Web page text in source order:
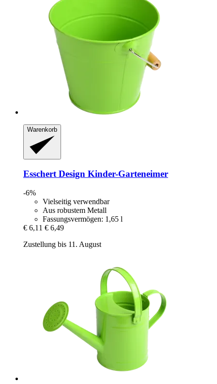
Warenkorb
Esschert Design Kinder-​Garteneimer
-6%
Vielseitig verwendbar
Aus robustem Metall
Fassungsvermögen: 1,65 l
€ 6,11 € 6,49
Zustellung bis 11. August